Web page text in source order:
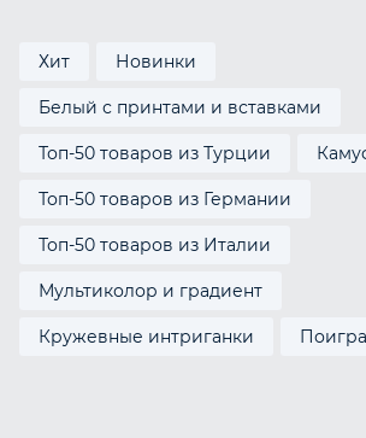
Хит Новинки
Белый с принтами и вставками
Топ-50 товаров из Турции
Топ-50 товаров из Германии
Топ-50 товаров из Италии
Мультиколор и градиент
Кружевные интриганки